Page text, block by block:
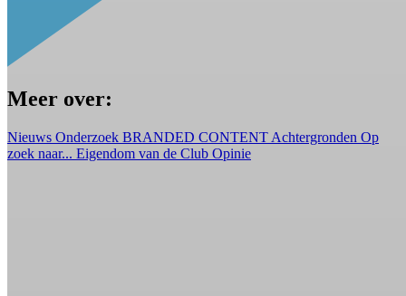
Meer over:
Nieuws Onderzoek BRANDED CONTENT Achtergronden Op
zoek naar... Eigendom van de Club Opinie